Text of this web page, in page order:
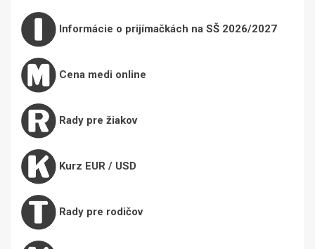
Informácie o prijímačkách na SŠ 2026/2027
Cena medi online
Rady pre žiakov
Kurz EUR / USD
Rady pre rodičov